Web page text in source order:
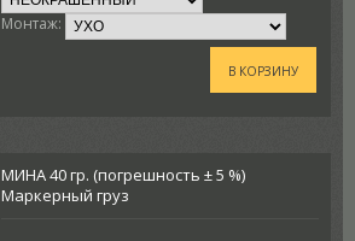
Монтаж:
В КОРЗИНУ
МИНА 40 гр. (погрешность ± 5 %)
Маркерный груз